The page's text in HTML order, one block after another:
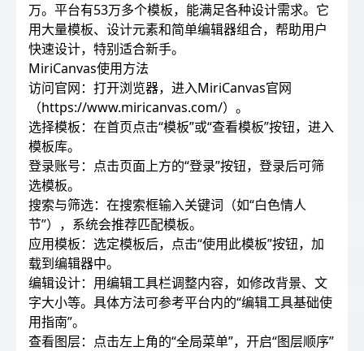
万。平台有53万多个模板，能满足各种设计需求。它
用大量模板、设计元素和简单编辑器组合，帮助用户
快速设计，特别适合新手。
MiriCanvas使用方法
访问官网：打开浏览器，进入MiriCanvas官网
（https://www.miricanvas.com/）。
选择模板：在首页点击“模板”或“查看模板”按钮，进入
模板库。
登录账号：点击页面上方的“登录”按钮，登录后可筛
选模板。
搜索与筛选：在搜索框输入关键词（如“白色情人
节”），系统会推荐匹配模板。
应用模板：选定模板后，点击“使用此模板”按钮，加
载到编辑器中。
编辑设计：用编辑工具栏调整内容，如修改背景、文
字大小等。具体方法可参考平台内的“编辑工具基础使
用指南”。
查看图层：点击左上角的“全局菜单”，开启“图层顺序”